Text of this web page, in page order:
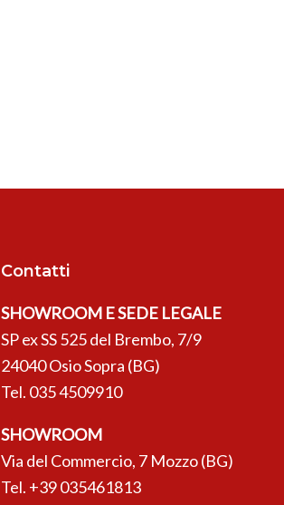
Contatti
SHOWROOM E SEDE LEGALE
SP ex SS 525 del Brembo, 7/9
24040 Osio Sopra (BG)
Tel. 035 4509910
SHOWROOM
Via del Commercio, 7 Mozzo (BG)
Tel. +39 035461813